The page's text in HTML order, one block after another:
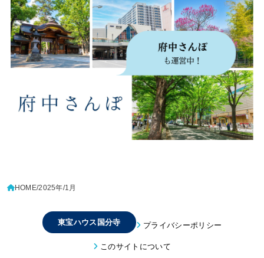
HOME 2025年 1月
東宝ハウス国分寺 プライバシーポリシー
このサイトについて